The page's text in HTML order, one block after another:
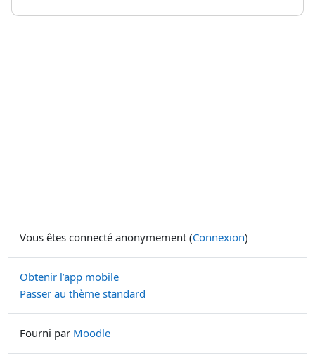
Vous êtes connecté anonymement (Connexion)
Obtenir l’app mobile
Passer au thème standard
Fourni par Moodle